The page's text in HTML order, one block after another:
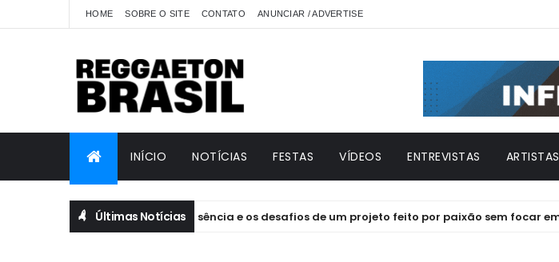
HOME SOBRE O SITE CONTATO ANUNCIAR / ADVERTISE
INÍCIO NOTÍCIAS FESTAS VÍDEOS ENTREVISTAS ARTISTAS
Últimas Notícias
EQUILIBRIVM: emoção, essência e os desafios de um projeto feito por paixão sem focar em lucros